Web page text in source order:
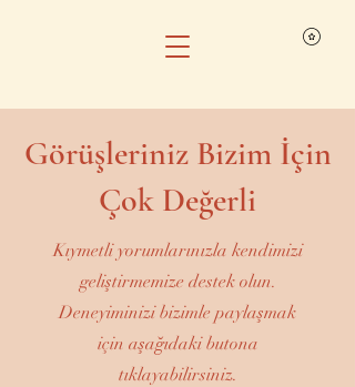
Görüşleriniz Bizim İçin
Çok Değerli
Kıymetli yorumlarınızla kendimizi
geliştirmemize destek olun.
Deneyiminizi bizimle paylaşmak
için aşağıdaki butona
tıklayabilirsiniz.